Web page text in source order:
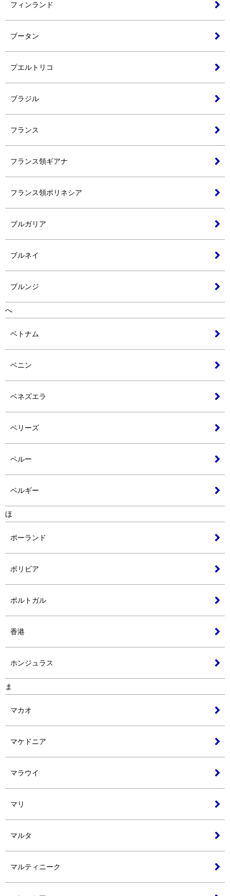
フィンランド
ブータン
プエルトリコ
ブラジル
フランス
フランス領ギアナ
フランス領ポリネシア
ブルガリア
ブルネイ
ブルンジ
へ
ベトナム
ベニン
ベネズエラ
ベリーズ
ペルー
ベルギー
ほ
ポーランド
ボリビア
ポルトガル
香港
ホンジュラス
ま
マカオ
マケドニア
マラウイ
マリ
マルタ
マルティニーク